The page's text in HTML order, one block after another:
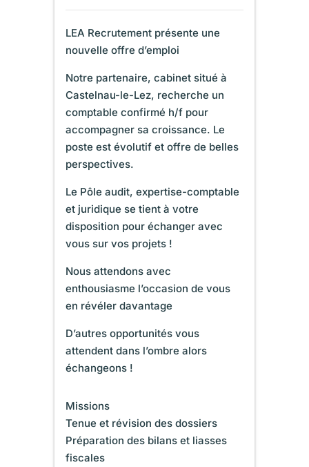
LEA Recrutement présente une
nouvelle offre d’emploi
Notre partenaire, cabinet situé à
Castelnau-le-Lez, recherche un
comptable confirmé h/f pour
accompagner sa croissance. Le
poste est évolutif et offre de belles
perspectives.
Le Pôle audit, expertise-comptable
et juridique se tient à votre
disposition pour échanger avec
vous sur vos projets !
Nous attendons avec
enthousiasme l’occasion de vous
en révéler davantage
D’autres opportunités vous
attendent dans l’ombre alors
échangeons !
Missions
Tenue et révision des dossiers
Préparation des bilans et liasses
fiscales